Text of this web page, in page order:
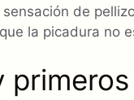
de
la picadura no